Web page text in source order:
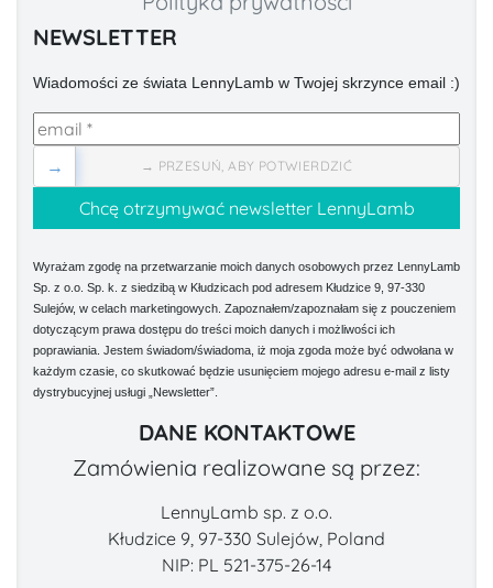
NEWSLETTER
Wiadomości ze świata LennyLamb w Twojej skrzynce email :)
→ PRZESUŃ, ABY POTWIERDZIĆ
→
Wyrażam zgodę na przetwarzanie moich danych osobowych przez LennyLamb
Sp. z o.o. Sp. k. z siedzibą w Kłudzicach pod adresem Kłudzice 9, 97-330
Sulejów, w celach marketingowych. Zapoznałem/zapoznałam się z pouczeniem
dotyczącym prawa dostępu do treści moich danych i możliwości ich
poprawiania. Jestem świadom/świadoma, iż moja zgoda może być odwołana w
każdym czasie, co skutkować będzie usunięciem mojego adresu e-mail z listy
dystrybucyjnej usługi „Newsletter”.
DANE KONTAKTOWE
Zamówienia realizowane są przez:
LennyLamb sp. z o.o.
Kłudzice 9, 97-330 Sulejów, Poland
NIP: PL 521-375-26-14